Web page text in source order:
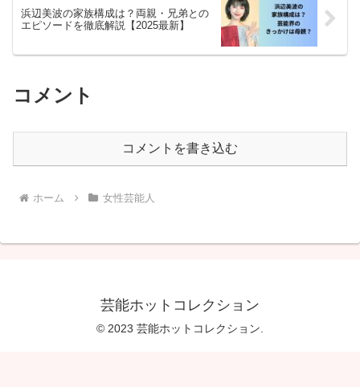
浜辺美波の家族構成は？両親・兄弟との
エピソードを徹底解説【2025最新】
コメント
コメントを書き込む
ホーム 女性芸能人
芸能ホットコレクション
© 2023 芸能ホットコレクション.